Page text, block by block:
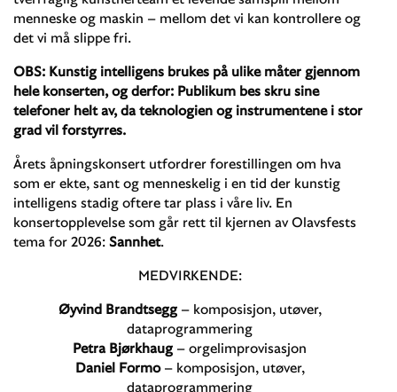
menneske og maskin – mellom det vi kan kontrollere og
det vi må slippe fri.
OBS: Kunstig intelligens brukes på ulike måter gjennom
hele konserten, og derfor: Publikum bes skru sine
telefoner helt av, da teknologien og instrumentene i stor
grad vil forstyrres.
Årets åpningskonsert utfordrer forestillingen om hva
som er ekte, sant og menneskelig i en tid der kunstig
intelligens stadig oftere tar plass i våre liv. En
konsertopplevelse som går rett til kjernen av Olavsfests
tema for 2026: Sannhet.
MEDVIRKENDE:
Øyvind Brandtsegg– komposisjon, utøver,
dataprogrammering
Petra Bjørkhaug – orgelimprovisasjon
Daniel Formo– komposisjon, utøver,
dataprogrammering